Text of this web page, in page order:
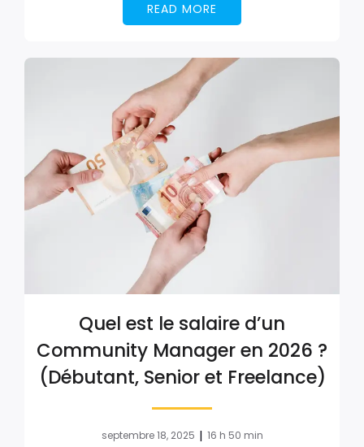
READ MORE
Quel est le salaire d’un
Community Manager en 2026 ?
(Débutant, Senior et Freelance)
septembre 18, 2025 | 16 h 50 min